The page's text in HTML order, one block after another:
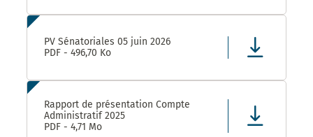
PV Sénatoriales 05 juin 2026
PDF - 496,70 Ko
Rapport de présentation Compte
Administratif 2025
PDF - 4,71 Mo